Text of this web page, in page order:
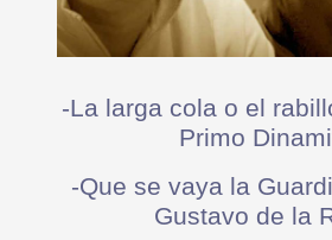
-La larga cola o el
Primo
-Que se vaya la
Gustavo de la